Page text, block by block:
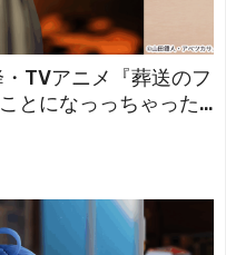
TVアニメ『葬送のフ
とになっっちゃった